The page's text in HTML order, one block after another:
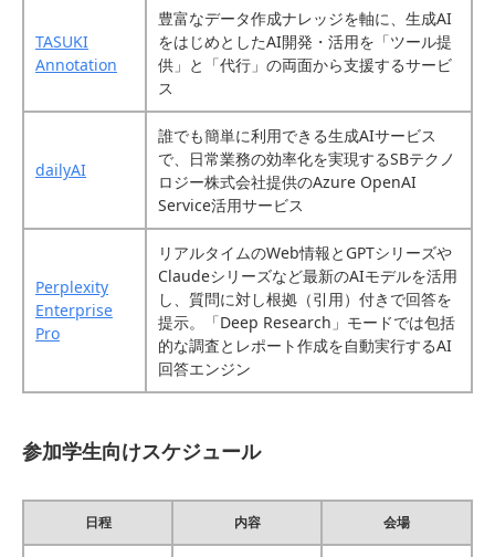
TASUKI
Annotation
豊富なデータ作成ナレッジを軸に、生成AI
をはじめとしたAI開発・活用を「ツール提
供」と「代行」の両面から支援するサービ
ス
dailyAI
誰でも簡単に利用できる生成AIサービス
で、日常業務の効率化を実現するSBテクノ
ロジー株式会社提供のAzure OpenAI
Service活用サービス
Perplexity
Enterprise
Pro
リアルタイムのWeb情報とGPTシリーズや
Claudeシリーズなど最新のAIモデルを活用
し、質問に対し根拠（引用）付きで回答を
提示。「Deep Research」モードでは包括
的な調査とレポート作成を自動実行するAI
回答エンジン
参加学生向けスケジュール
日程 内容 会場